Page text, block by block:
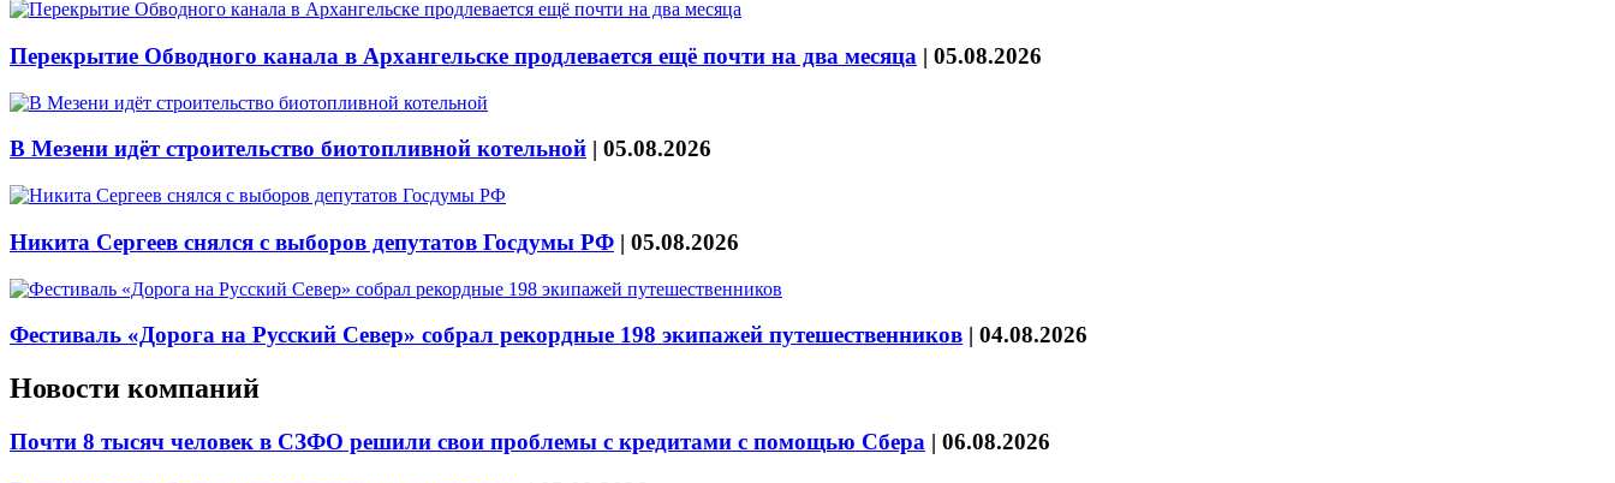
Перекрытие Обводного канала в Архангельске продлевается ещё почти на два месяца | 05.08.2026
В Мезени идёт строительство биотопливной котельной | 05.08.2026
Никита Сергеев снялся с выборов депутатов Госдумы РФ | 05.08.2026
Фестиваль «Дорога на Русский Север» собрал рекордные 198 экипажей путешественников | 04.08.2026
Новости компаний
Почти 8 тысяч человек в СЗФО решили свои проблемы с кредитами с помощью Сбера | 06.08.2026